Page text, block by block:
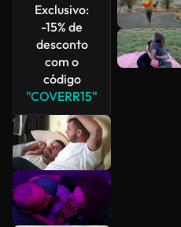
Exclusivo:
-15% de
desconto
com o
código
"COVERR15"